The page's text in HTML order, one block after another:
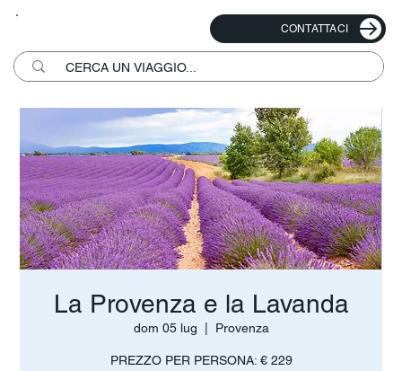
CONTATTACI
La Provenza e la Lavanda
dom 05 lug Provenza
PREZZO PER PERSONA: € 229